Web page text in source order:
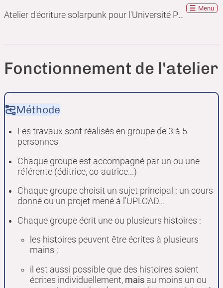
Atelier d'écriture solarpunk pour l'Université Populaire Libre Ouverte Autonome et Décentralisée
Menu
Fonctionnement de l'atelier
Méthode
Les travaux sont réalisés en groupe de 3 à 5
personnes
Chaque groupe est accompagné par un ou une
référente (éditrice, co-autrice...)
Chaque groupe choisit un sujet principal : un cours
donné ou un projet mené à l'UPLOAD...
Chaque groupe écrit une ou plusieurs histoires :
les histoires peuvent être écrites à plusieurs
mains ;
il est aussi possible que des histoires soient
écrites individuellement, mais au moins un ou